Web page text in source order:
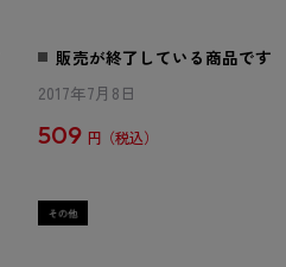
販売が終了している商品です
2017年7月8日
509 円